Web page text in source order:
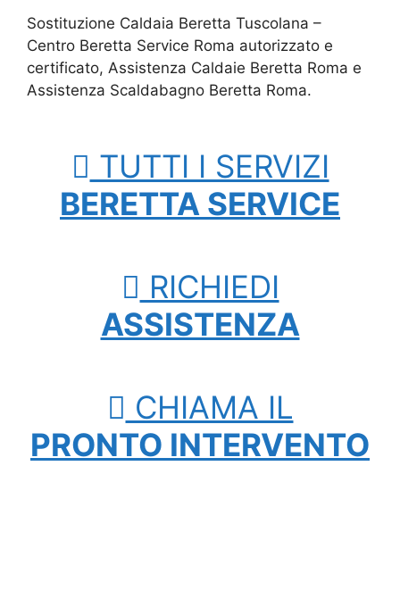
Sostituzione Caldaia Beretta Tuscolana –
Centro Beretta Service Roma autorizzato e
certificato, Assistenza Caldaie Beretta Roma e
Assistenza Scaldabagno Beretta Roma.
TUTTI I SERVIZI
BERETTA SERVICE
RICHIEDI
ASSISTENZA
CHIAMA IL
PRONTO INTERVENTO